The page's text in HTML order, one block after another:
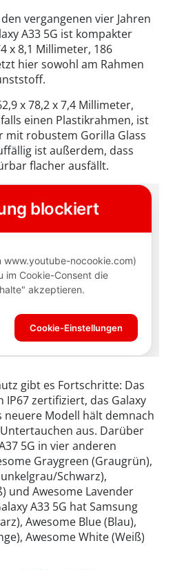
vergangenen vier Jahren
A33 5G ist kompakter
x 8,1 Millimeter, 186
hier sowohl am Rahmen
x 78,2 x 7,4 Millimeter,
einen Plastikrahmen, ist
mit robustem Gorilla Glass
ist außerdem, dass
flacher ausfällt.
gibt es Fortschritte: Das
IP67 zertifiziert, das Galaxy
neuere Modell hält demnach
aus. Darüber
5G in vier anderen
Graygreen (Graugrün),
Schwarz),
und Awesome Lavender
A33 5G hat Samsung
Awesome Blue (Blau),
Awesome White (Weiß)